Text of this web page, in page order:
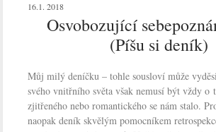
16.1. 2018
Osvobozující
(Píšu si deník)
Můj milý deníčku – tohle sousloví může
svého vnitřního světa však nemusí být vždy o
zjitřeného nebo romantického se nám stalo.
naopak deník skvělým pomocníkem